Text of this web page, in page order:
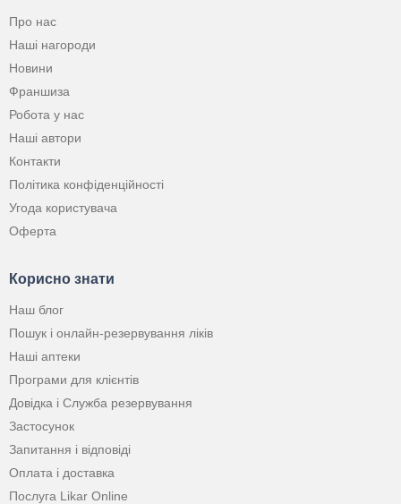
Про нас
Наші нагороди
Новини
Франшиза
Робота у нас
Наші автори
Контакти
Політика конфіденційності
Угода користувача
Оферта
Корисно знати
Наш блог
Пошук і онлайн-резервування ліків
Наші аптеки
Програми для клієнтів
Довідка і Служба резервування
Застосунок
Запитання і відповіді
Оплата і доставка
Послуга Likar Online